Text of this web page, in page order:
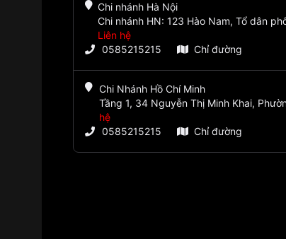
Chi nhánh Hà Nội
Chi nhánh HN: 123 Hào Nam, Tổ dân
Liên hệ
0585215215
Chỉ đường
Chi Nhánh Hồ Chí Minh
Tầng 1, 34 Nguyễn Thị Minh Khai,
hệ
0585215215
Chỉ đường